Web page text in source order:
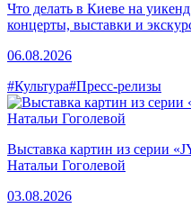
Что делать в Киеве на
концерты, выставки и
06.08.2026
#Культура#Пресс-релизы
Выставка картин из серии
Натальи Гоголевой
03.08.2026